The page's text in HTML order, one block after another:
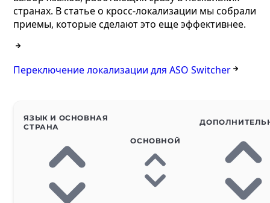
странах. В статье о кросс-локализации мы собрали
приемы, которые сделают это еще эффективнее.
Переключение локализации для ASO Switcher
ЯЗЫК И ОСНОВНАЯ
СТРАНА
ОСНОВНОЙ